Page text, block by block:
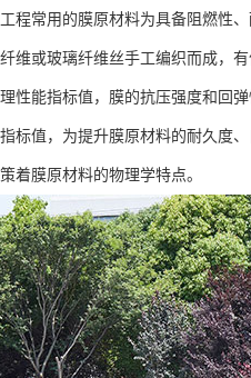
程常用的膜原材料为具备阻燃性
维或玻璃纤维丝手工编织而成，
性能指标值，膜的抗压强度和回
标值，为提升膜原材料的耐久度
着膜原材料的物理学特点。